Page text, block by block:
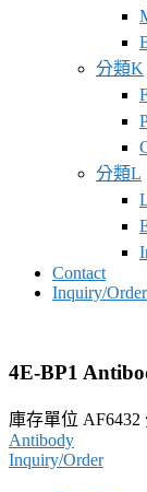
分類K
分類L
Contact
Inquiry/Order
4E-BP1
庫存單位 AF6432
Antibody
Inquiry/Order